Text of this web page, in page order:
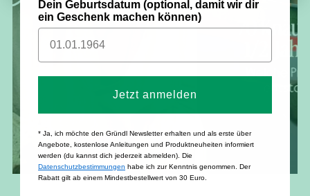
Dein Geburtsdatum (optional, damit wir dir
ein Geschenk machen können)
Jetzt anmelden
* Ja, ich möchte den Gründl Newsletter erhalten und als erste über
Angebote, kostenlose Anleitungen und Produktneuheiten informiert
werden (du kannst dich jederzeit abmelden). Die
Datenschutzbestimmungen habe ich zur Kenntnis genommen. Der
Rabatt gilt ab einem Mindestbestellwert von 30 Euro.